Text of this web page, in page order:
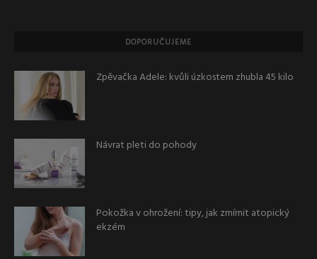
DOPORUČUJEME
Zpěvačka Adele: kvůli úzkostem zhubla 45 kilo
Návrat pleti do pohody
Pokožka v ohrožení: tipy, jak zmírnit atopický
ekzém